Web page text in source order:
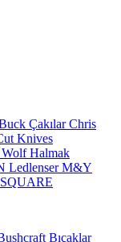
ÇakılarChris
Knives
WolfHalmak
LedlenserM&Y
SQUARE
Bıçaklar